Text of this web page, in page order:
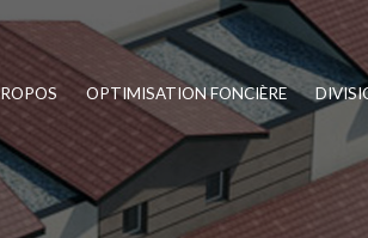
OPTIMISATION FONCIÈRE